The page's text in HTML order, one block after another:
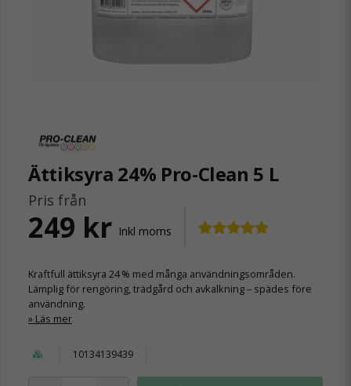
Ättiksyra 24% Pro-Clean 5 L
Pris från
249 kr Inkl moms
Kraftfull ättiksyra 24 % med många användningsområden.
Lämplig för rengöring, trädgård och avkalkning – spädes före
användning.
Läs mer
10134139439